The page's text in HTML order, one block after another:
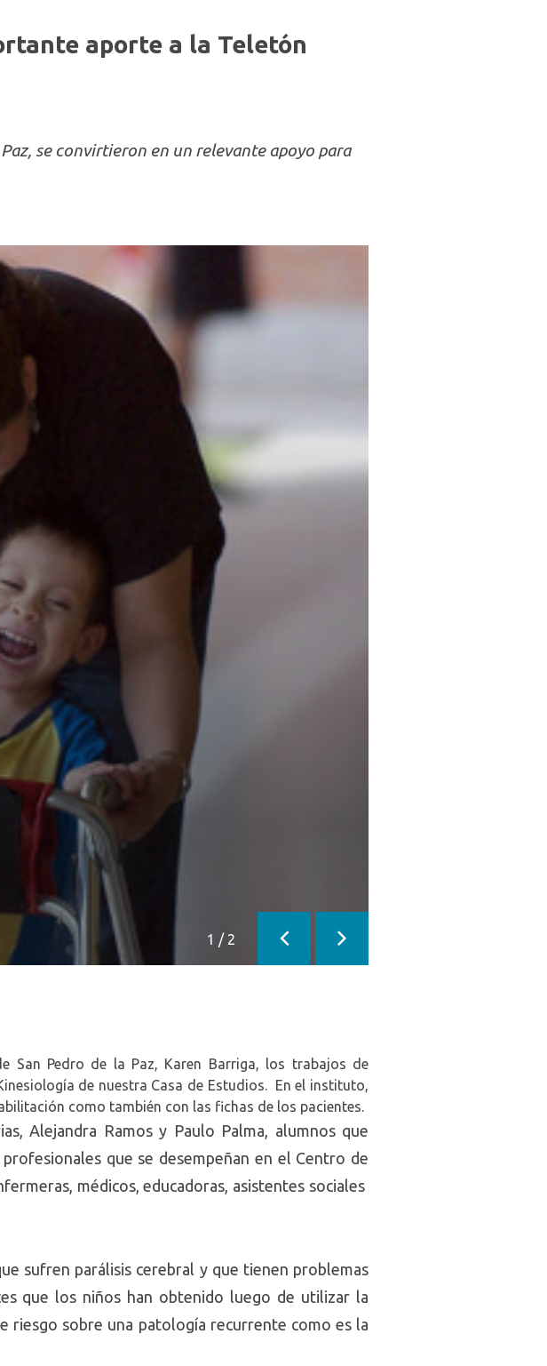
aporte a la Teletón
se convirtieron en un relevante apoyo para
1 / 2
Anterior Siguiente
San Pedro de la Paz, Karen Barriga, los trabajos de
de nuestra Casa de Estudios. En el instituto,
como también con las fichas de los pacientes.
Alejandra Ramos y Paulo Palma, alumnos que
que se desempeñan en el Centro de
médicos, educadoras, asistentes sociales
sufren parálisis cerebral y que tienen problemas
que los niños han obtenido luego de utilizar la
riesgo sobre una patología recurrente como es la